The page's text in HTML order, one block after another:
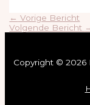
← Vorige Bericht
Volgende Bericht
Copyright © 2026